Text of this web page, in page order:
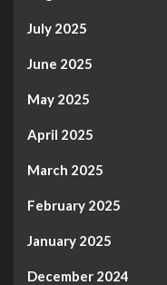
July 2025
June 2025
May 2025
April 2025
March 2025
February 2025
January 2025
December 2024